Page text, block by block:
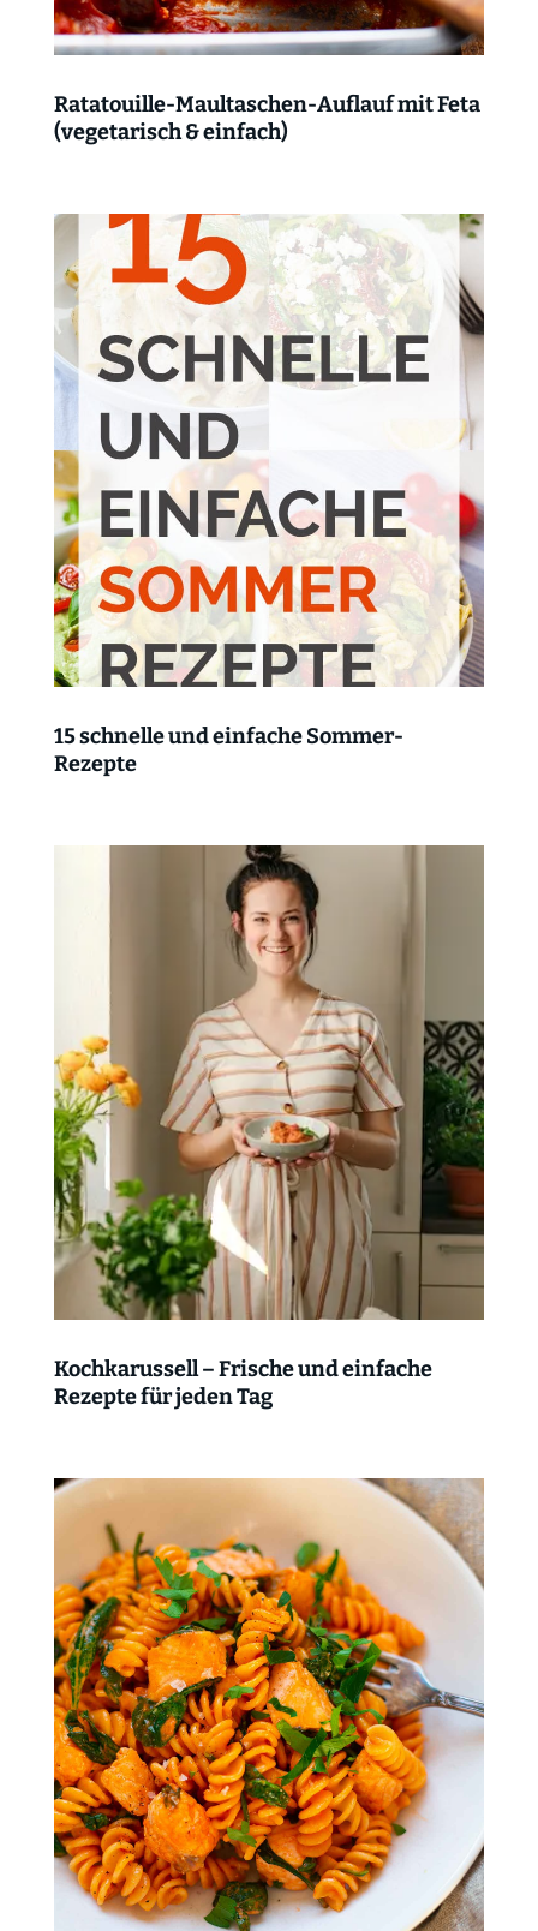
Ratatouille-Maultaschen-Auflauf mit Feta
(vegetarisch & einfach)
15 schnelle und einfache Sommer-
Rezepte
Kochkarussell – Frische und einfache
Rezepte für jeden Tag